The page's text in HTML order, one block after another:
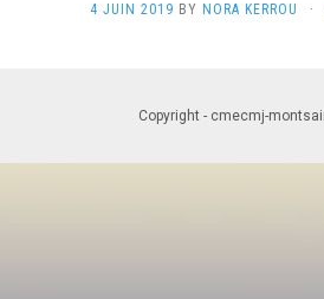
4 JUIN 2019 BY NORA KERROU ·
Copyright - cmecmj-